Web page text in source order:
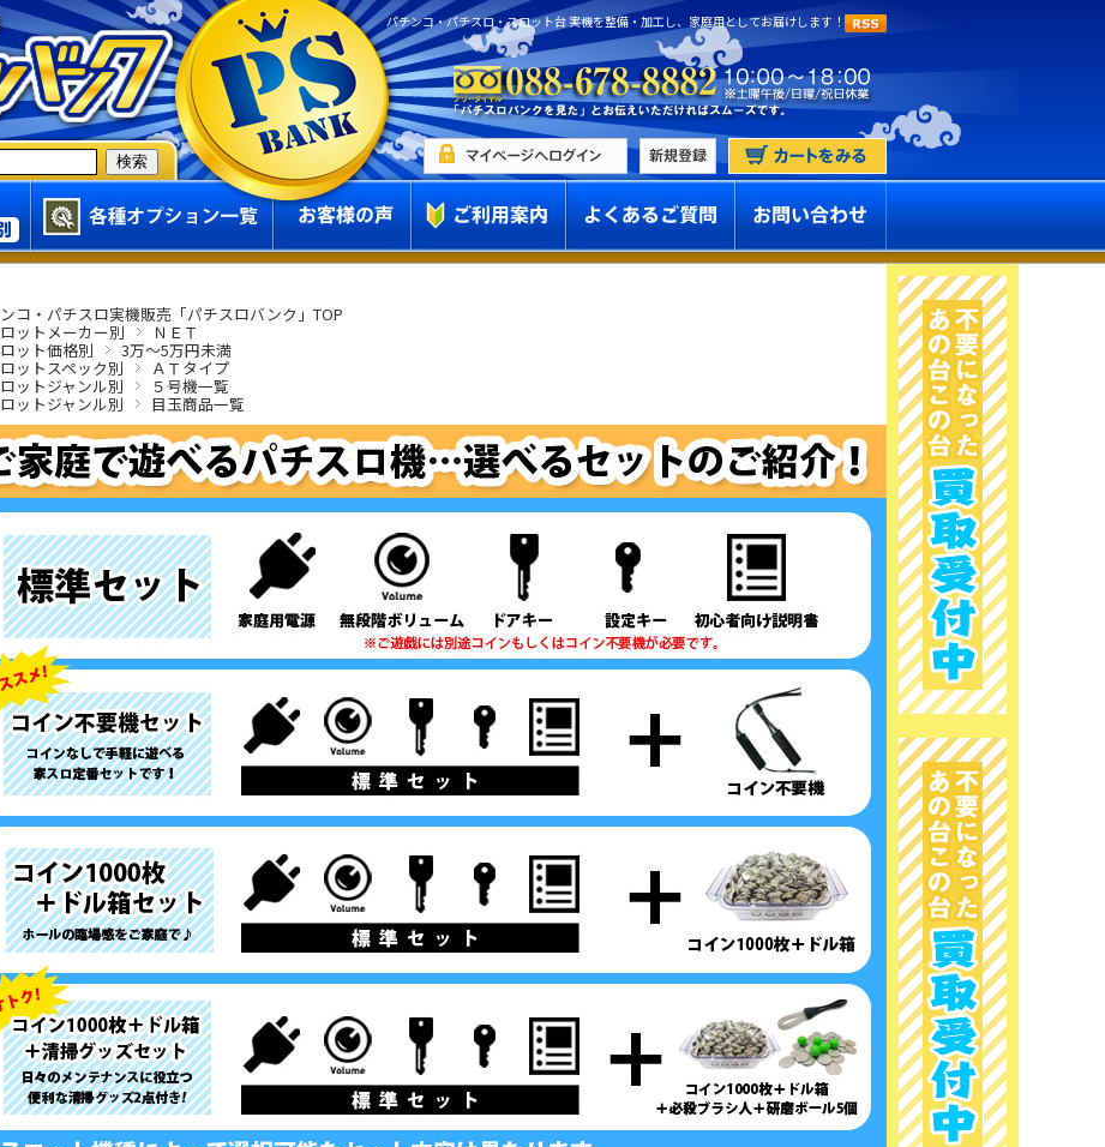
パチンコ・パチスロ・スロット台 実機を整備・加工し、家庭用としてお届けします！
コ・パチスロ実機販売「パチスロバンク」TOP
ットメーカー別 ＮＥＴ
ット価格別 3万～5万円未満
ットスペック別 ＡＴタイプ
ットジャンル別 ５号機一覧
ットジャンル別 目玉商品一覧